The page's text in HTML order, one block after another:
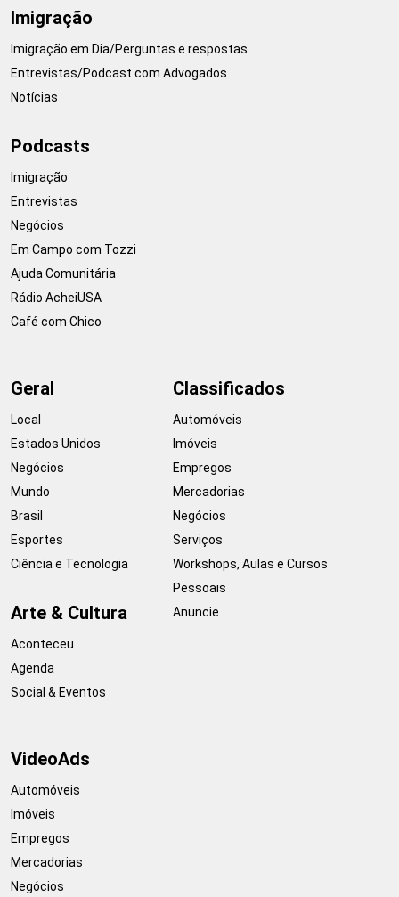
Imigração
Imigração em Dia/Perguntas e respostas
Entrevistas/Podcast com Advogados
Notícias
Podcasts
Imigração
Entrevistas
Negócios
Em Campo com Tozzi
Ajuda Comunitária
Rádio AcheiUSA
Café com Chico
Geral
Local
Estados Unidos
Negócios
Mundo
Brasil
Esportes
Ciência e Tecnologia
Arte & Cultura
Aconteceu
Agenda
Social & Eventos
Classificados
Automóveis
Imóveis
Empregos
Mercadorias
Negócios
Serviços
Workshops, Aulas e Cursos
Pessoais
Anuncie
VideoAds
Automóveis
Imóveis
Empregos
Mercadorias
Negócios